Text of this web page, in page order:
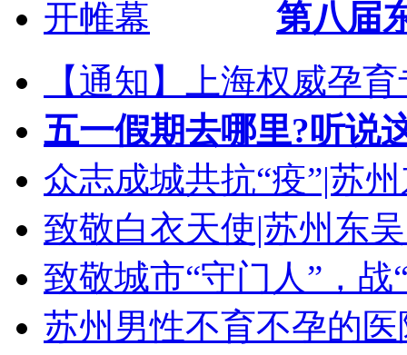
第八届
【通知】上海权威孕
五一假期去哪里?听说
众志成城共抗“疫”|苏
致敬白衣天使|苏州东
致敬城市“守门人”，战
苏州男性不育不孕的医